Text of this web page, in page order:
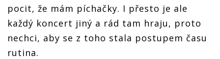
pocit, že mám píchačky. I přesto je ale
každý koncert jiný a rád tam hraju, proto
nechci, aby se z toho stala postupem času
rutina.